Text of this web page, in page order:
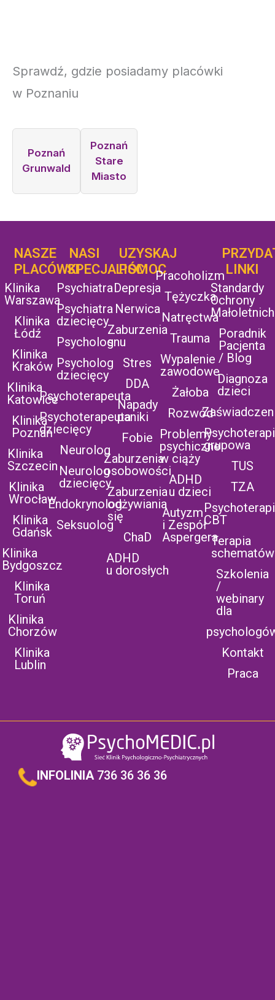
Sprawdź, gdzie posiadamy placówki
w Poznaniu
Poznań
Grunwald
Poznań
Stare
Miasto
NASZE
PLACÓWKI
Klinika
Warszawa
Klinika
Łódź
Klinika
Kraków
Klinika
Katowice
Klinika
Poznań
Klinika
Szczecin
Klinika
Wrocław
Klinika
Gdańsk
Klinika
Bydgoszcz
Klinika
Toruń
Klinika
Chorzów
Klinika
Lublin
NASI
SPECJALIŚCI
Psychiatra
Psychiatra
dziecięcy
Psycholog
Psycholog
dziecięcy
Psychoterapeuta
Psychoterapeuta
dziecięcy
Neurolog
Neurolog
dziecięcy
Endokrynolog
Seksuolog
UZYSKAJ
POMOC
Depresja
Nerwica
Zaburzenia
snu
Stres
DDA
Napady
paniki
Fobie
Zaburzenia
osobowości
Zaburzenia
odżywiania
się
ChaD
ADHD
u dorosłych
UZYSKAJ
POMOC
Pracoholizm
Tężyczka
Natręctwa
Trauma
Wypalenie
zawodowe
Żałoba
Rozwód
Problemy
psychiczne
w ciąży
ADHD
u dzieci
Autyzm
i Zespół
Aspergera
LINKI
Standardy
Ochrony
Małoletnich
Poradnik
Pacjenta
/ Blog
Diagnoza
dzieci
grupowa
TUS
TZA
CBT
Terapia
schematów
Szkolenia
/
webinary
dla
Kontakt
Praca
INFOLINIA 736 36 36 36